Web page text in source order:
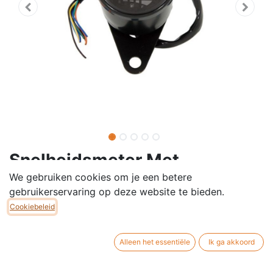
Snelheidsmeter Met
Toerentalmeter Digitaal Zwart
Digitale teller Voor Honda Dax ST - Monkey en
Skyteam - Singa - Skymax replica's... all black
We gebruiken cookies om je een betere
gebruikerservaring op deze website te bieden.
Cookiebeleid
Alleen het essentiële Ik ga akkoord